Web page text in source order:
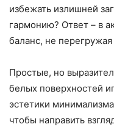
избежать излишней
гармонию? Ответ – в
баланс, не
Простые, но
белых поверхностей
эстетики
чтобы направить